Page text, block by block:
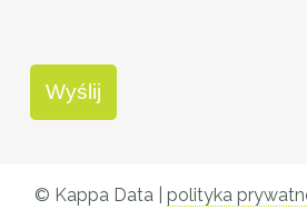
© Kappa Data | polityka